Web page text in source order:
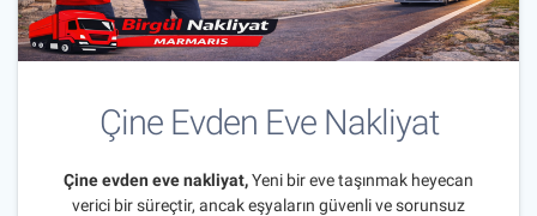
Çine Evden Eve Nakliyat
Çine evden eve nakliyat,Yeni bir eve taşınmak heyecan
verici bir süreçtir, ancak eşyaların güvenli ve sorunsuz